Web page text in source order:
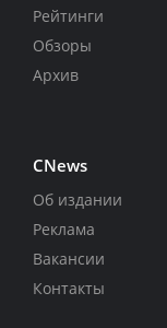
Рейтинги
Обзоры
Архив
CNews
Об издании
Реклама
Вакансии
Контакты